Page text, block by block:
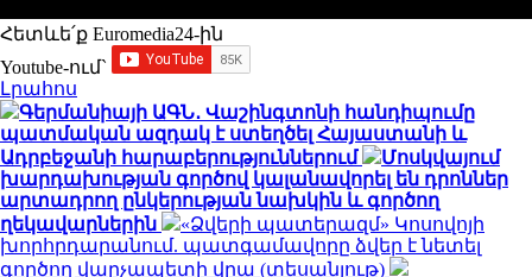
Հետևե՛ք Euromedia24-ին
Youtube-ում`
Լրահոս
Գերմանիայի ԱԳՆ․ Վաշինգտոնի հանդիպումը
պատմական ազդակ է ստեղծել Հայաստանի և
Ադրբեջանի հարաբերություններում
Մոսկվայում
խարդախության գործով կալանավորել են դրոններ
արտադրող ընկերության նախկին և գործող
ղեկավարներին
«Ձվերի պատերազմ» Կոսովոյի
խորհրդարանում. պատգամավորը ձվեր է նետել
գործող վարչապետի վրա (տեսանյութ)